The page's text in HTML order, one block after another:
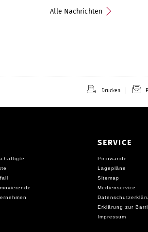
Alle Nachrichten
Drucken
SERVICE
Pinnwände
Lagepläne
Sitemap
Medienservice
Erklärung zur
Impressum